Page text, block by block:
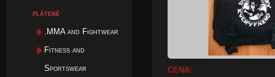
plátené
.MMA and Fightwear
Fitness and
Sportswear
CENA: